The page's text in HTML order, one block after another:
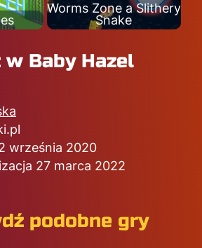
Worms Zone a Slithery
Snake
w Baby Hazel
września 2020
27 marca 2022
podobne gry